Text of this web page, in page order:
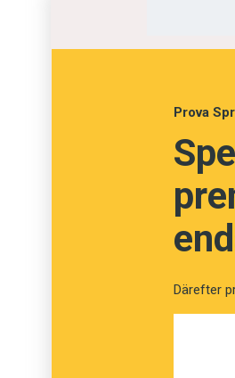
skådespelarna kunde
Bo Bergman ärProva
Därefter